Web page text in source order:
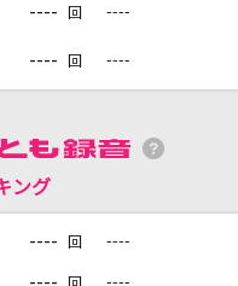
DAMの新曲・ランキングなど
カラオケ最新情報をチェック！
カラオケをもっと楽しもう！
---- 回 ----
---- 回 ----
ング
---- 回 ----
---- ----